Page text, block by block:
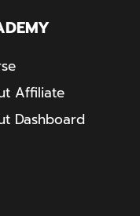
Affiliate
Dashboard